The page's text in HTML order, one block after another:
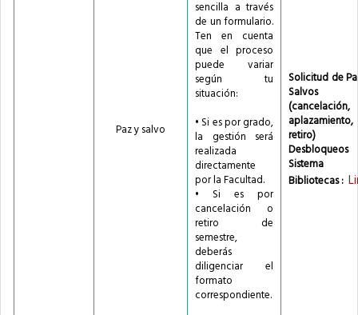
Paz y salvo
sencilla a través
de un formulario.
Ten en cuenta
que el proceso
puede variar
según tu
situación:
• Si es por grado,
la gestión será
realizada
directamente
por la Facultad.
• Si es por
cancelación o
retiro de
semestre,
deberás
diligenciar el
formato
correspondiente.
Solicitud de
Salvos
(cancelación,
aplazamiento,
retiro)
Sistema
Bibliotecas :